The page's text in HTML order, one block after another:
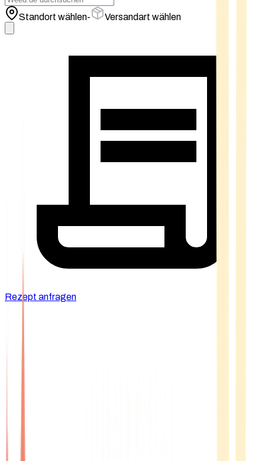
Standort wählen- Versandart wählen
Rezept anfragen